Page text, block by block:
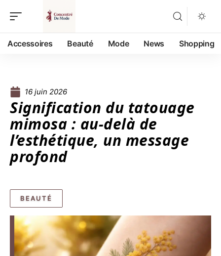
Accessoires Beauté Mode News Shopping
16 juin 2026
Signification du tatouage
mimosa : au-delà de
l’esthétique, un message
profond
BEAUTÉ